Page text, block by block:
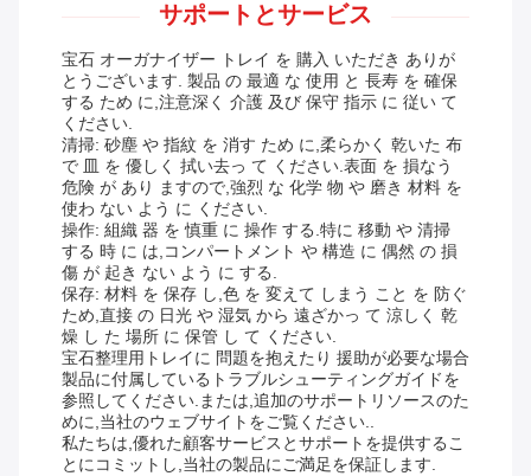
サポートとサービス
宝石 オーガナイザー トレイ を 購入 いただき ありが
とうございます. 製品 の 最適 な 使用 と 長寿 を 確保
する ため に,注意深く 介護 及び 保守 指示 に 従い て
ください.
清掃: 砂塵 や 指紋 を 消す ため に,柔らかく 乾いた 布
で 皿 を 優しく 拭い去っ て ください.表面 を 損なう
危険 が あり ますので,強烈 な 化学 物 や 磨き 材料 を
使わ ない よう に ください.
操作: 組織 器 を 慎重 に 操作 する.特に 移動 や 清掃
する 時 に は,コンパートメント や 構造 に 偶然 の 損
傷 が 起き ない よう に する.
保存: 材料 を 保存 し,色 を 変えて しまう こと を 防ぐ
ため,直接 の 日光 や 湿気 から 遠ざかっ て 涼しく 乾
燥 し た 場所 に 保管 し て ください.
宝石整理用トレイに 問題を抱えたり 援助が必要な場合
製品に付属しているトラブルシューティングガイドを
参照してください.または,追加のサポートリソースのた
めに,当社のウェブサイトをご覧ください..
私たちは,優れた顧客サービスとサポートを提供するこ
とにコミットし,当社の製品にご満足を保証します.